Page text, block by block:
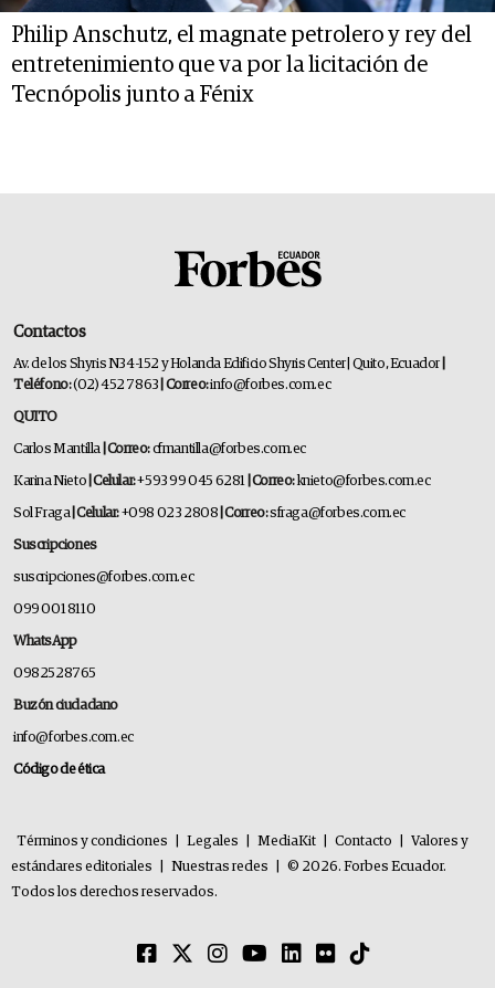
Philip Anschutz, el magnate petrolero y rey del
entretenimiento que va por la licitación de
Tecnópolis junto a Fénix
Contactos
Av. de los Shyris N34-152 y Holanda Edificio Shyris Center | Quito, Ecuador
Teléfono:(02) 452 7863 | Correo:info@forbes.com.ec
QUITO
Carlos Mantilla | Correo:cfmantilla@forbes.com.ec
Karina Nieto | Celular:+593 99 045 6281 | Correo:knieto@forbes.com.ec
Sol Fraga| Celular:+098 023 2808 | Correo:sfraga@forbes.com.ec
Suscripciones
suscripciones@forbes.com.ec
099 001 8110
WhatsApp
0982528765
Buzón ciudadano
info@forbes.com.ec
Código de ética
Términos y condiciones Legales MediaKit Contacto
Valores y
estándares editoriales
Nuestras redes
© 2026. Forbes Ecuador.
Todos los derechos reservados.